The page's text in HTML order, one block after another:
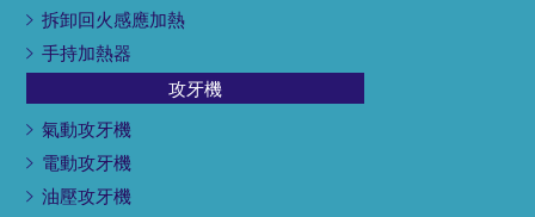
拆卸回火感應加熱
手持加熱器
攻牙機
氣動攻牙機
電動攻牙機
油壓攻牙機